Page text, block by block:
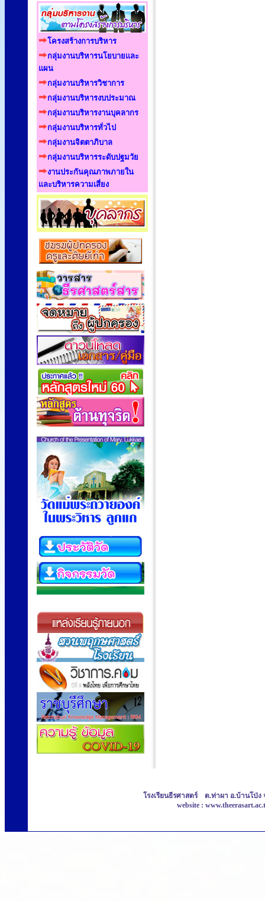
โครงสร้างการบริหาร
กลุ่มงานบริหารนโยบายและ
แผน
กลุ่มงานบริหารวิชาการ
กลุ่มงานบริหารงบประมาณ
กลุ่มงานบริหารงานบุคลากร
กลุ่มงานบริหารทั่วไป
กลุ่มงานจิตตาภิบาล
กลุ่มงานบริหารระดับปฐมวัย
งานประกันคุณภาพภายใน
และบริหารความเสี่ยง
โรงเรียนธีรศาสตร์ ต.ท่าผา อ.บ้านโป่ง
website :